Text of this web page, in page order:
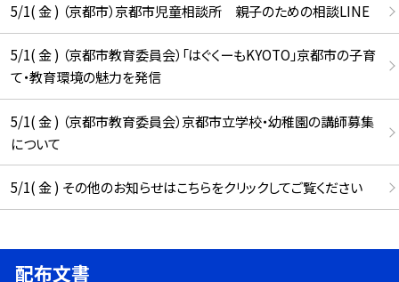
5/1( 金 ) （京都市）京都市児童相談所 親子のための相談LINE
5/1( 金 ) （京都市教育委員会）「はぐくーもKYOTO」京都市の子育
て・教育環境の魅力を発信
5/1( 金 ) （京都市教育委員会）京都市立学校・幼稚園の講師募集
について
5/1( 金 ) その他のお知らせはこちらをクリックしてご覧ください
配布文書